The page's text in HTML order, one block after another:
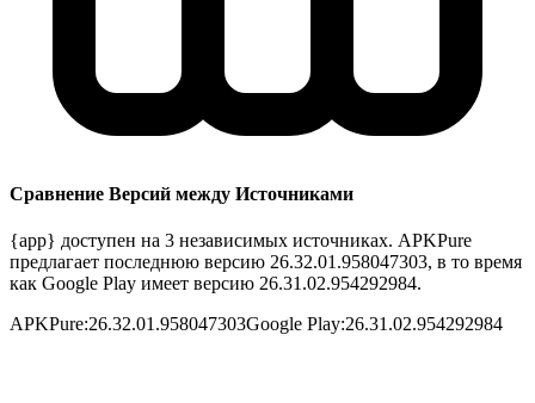
Сравнение Версий между Источниками
{app} доступен на 3 независимых источниках. APKPure
предлагает последнюю версию 26.32.01.958047303, в то время
как Google Play имеет версию 26.31.02.954292984.
APKPure:26.32.01.958047303Google Play:26.31.02.954292984